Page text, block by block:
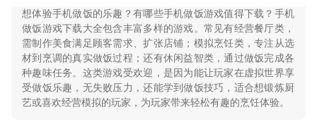
想体验手机做饭的乐趣？有哪些手机做饭游戏值得下载？手机
做饭游戏下载大全包含丰富多样的游戏。常见有经营餐厅类，
需制作美食满足顾客需求、扩张店铺；模拟烹饪类，专注从选
材到烹调的真实做饭过程；还有休闲益智类，通过做饭完成各
种趣味任务。这类游戏受欢迎，是因为能让玩家在虚拟世界享
受做饭乐趣，无失败压力，还能学到做饭技巧，适合想锻炼厨
艺或喜欢经营模拟的玩家，为玩家带来轻松有趣的烹饪体验。